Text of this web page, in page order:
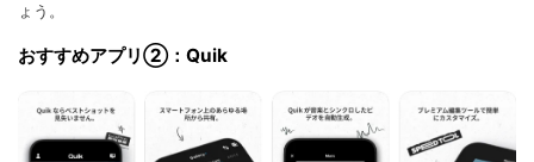
ょう。
おすすめアプリ②：Quik